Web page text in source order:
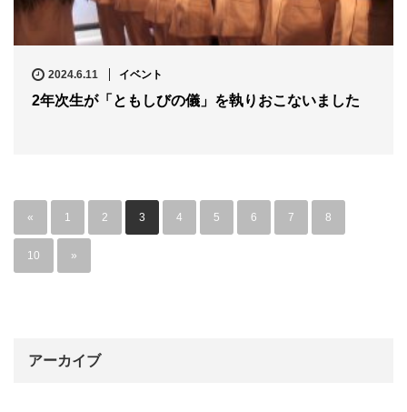
2024.6.11 イベント
2年次生が「ともしびの儀」を執りおこないました
« 1 2 3 4 5 6 7 8
10 »
アーカイブ